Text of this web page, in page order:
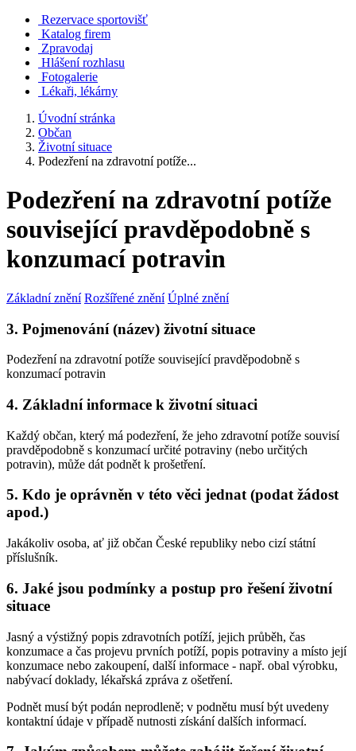
Rezervace sportovišť
Katalog firem
Zpravodaj
Hlášení rozhlasu
Fotogalerie
Lékaři, lékárny
Úvodní stránka
Občan
Životní situace
Podezření na zdravotní potíže...
Podezření na zdravotní potíže
související pravděpodobně s
konzumací potravin
Základní znění Rozšířené znění Úplné znění
3. Pojmenování (název) životní situace
Podezření na zdravotní potíže související pravděpodobně s
konzumací potravin
4. Základní informace k životní situaci
Každý občan, který má podezření, že jeho zdravotní potíže souvisí
pravděpodobně s konzumací určité potraviny (nebo určitých
potravin), může dát podnět k prošetření.
5. Kdo je oprávněn v této věci jednat (podat žádost
apod.)
Jakákoliv osoba, ať již občan České republiky nebo cizí státní
příslušník.
6. Jaké jsou podmínky a postup pro řešení životní
situace
Jasný a výstižný popis zdravotních potíží, jejich průběh, čas
konzumace a čas projevu prvních potíží, popis potraviny a místo její
konzumace nebo zakoupení, další informace - např. obal výrobku,
nabývací doklady, lékařská zpráva z ošetření.
Podnět musí být podán neprodleně; v podnětu musí být uvedeny
kontaktní údaje v případě nutnosti získání dalších informací.